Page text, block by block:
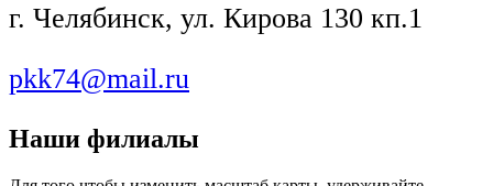
г. Челябинск, ул. Кирова 130 кп.1
pkk74@mail.ru
Наши филиалы